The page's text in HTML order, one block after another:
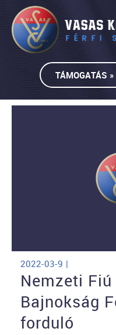
TÁMOGATÁS »
2022-03-9 |
Nemzeti Fiú
Bajnokság
forduló